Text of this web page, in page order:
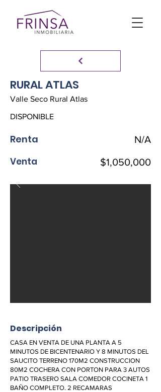
RURAL ATLAS
Valle Seco Rural Atlas
DISPONIBLE
N/A
Renta
$1,050,000
Venta
Descripción
CASA EN VENTA DE UNA PLANTA A 5
MINUTOS DE BICENTENARIO Y 8 MINUTOS DEL
SAUCITO TERRENO 170M2 CONSTRUCCION
80M2 COCHERA CON PORTON PARA 3 AUTOS
PATIO TRASERO SALA COMEDOR COCINETA 1
BAÑO COMPLETO. 2 RECAMARAS